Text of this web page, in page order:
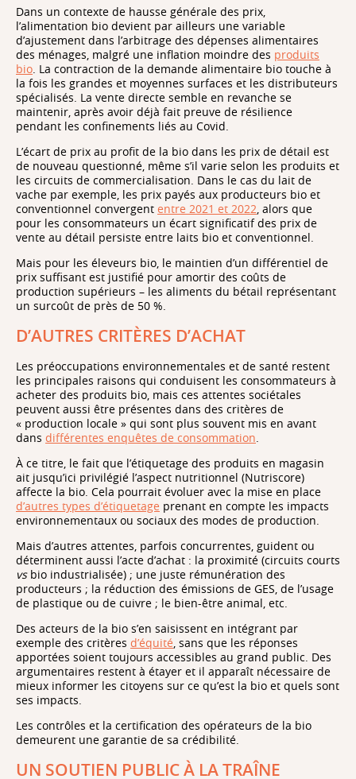
Dans un contexte de hausse générale des prix,
l’alimentation bio devient par ailleurs une variable
d’ajustement dans l’arbitrage des dépenses alimentaires
des ménages, malgré une inflation moindre des produits
bio. La contraction de la demande alimentaire bio touche à
la fois les grandes et moyennes surfaces et les distributeurs
spécialisés. La vente directe semble en revanche se
maintenir, après avoir déjà fait preuve de résilience
pendant les confinements liés au Covid.
L’écart de prix au profit de la bio dans les prix de détail est
de nouveau questionné, même s’il varie selon les produits et
les circuits de commercialisation. Dans le cas du lait de
vache par exemple, les prix payés aux producteurs bio et
conventionnel convergent entre 2021 et 2022, alors que
pour les consommateurs un écart significatif des prix de
vente au détail persiste entre laits bio et conventionnel.
Mais pour les éleveurs bio, le maintien d’un différentiel de
prix suffisant est justifié pour amortir des coûts de
production supérieurs – les aliments du bétail représentant
un surcoût de près de 50 %.
D’AUTRES CRITÈRES D’ACHAT
Les préoccupations environnementales et de santé restent
les principales raisons qui conduisent les consommateurs à
acheter des produits bio, mais ces attentes sociétales
peuvent aussi être présentes dans des critères de
« production locale » qui sont plus souvent mis en avant
dans différentes enquêtes de consommation
À ce titre, le fait que l’étiquetage des produits en magasin
ait jusqu’ici privilégié l’aspect nutritionnel (Nutriscore)
affecte la bio. Cela pourrait évoluer avec la mise en place
d’autres types d’étiquetage prenant en compte les impacts
environnementaux ou sociaux des modes de production.
Mais d’autres attentes, parfois concurrentes, guident ou
déterminent aussi l’acte d’achat : la proximité (circuits courts
vsbio industrialisée) ; une juste rémunération des
producteurs ; la réduction des émissions de GES, de l’usage
de plastique ou de cuivre ; le bien-être animal, etc.
Des acteurs de la bio s’en saisissent en intégrant par
exemple des critères d’équité , sans que les réponses
apportées soient toujours accessibles au grand public. Des
argumentaires restent à étayer et il apparaît nécessaire de
mieux informer les citoyens sur ce qu’est la bio et quels sont
ses impacts.
Les contrôles et la certification des opérateurs de la bio
demeurent une garantie de sa crédibilité.
UN SOUTIEN PUBLIC À LA TRAÎNE